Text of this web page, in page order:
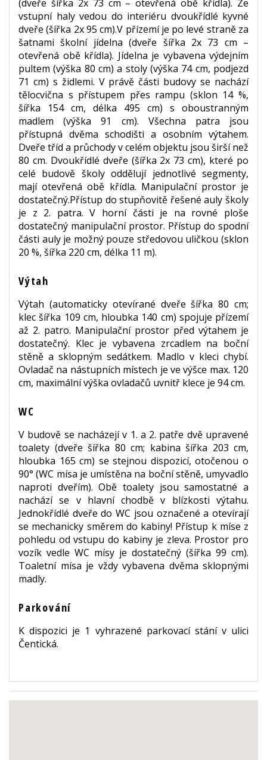
(dveře šířka 2x 73 cm – otevřená obě křídla). Ze
vstupní haly vedou do interiéru dvoukřídlé kyvné
dveře (šířka 2x 95 cm).V přízemí je po levé straně za
šatnami školní jídelna (dveře šířka 2x 73 cm –
otevřená obě křídla). Jídelna je vybavena výdejním
pultem (výška 80 cm) a stoly (výška 74 cm, podjezd
71 cm) s židlemi. V právě části budovy se nachází
tělocvična s přístupem přes rampu (sklon 14 %,
šířka 154 cm, délka 495 cm) s oboustranným
madlem (výška 91 cm). Všechna patra jsou
přístupná dvěma schodišti a osobním výtahem.
Dveře tříd a průchody v celém objektu jsou širší než
80 cm. Dvoukřídlé dveře (šířka 2x 73 cm), které po
celé budově školy oddělují jednotlivé segmenty,
mají otevřená obě křídla. Manipulační prostor je
dostatečný.Přístup do stupňovitě řešené auly školy
je z 2. patra. V horní části je na rovné ploše
dostatečný manipulační prostor. Přístup do spodní
části auly je možný pouze středovou uličkou (sklon
20 %, šířka 220 cm, délka 11 m).
Výtah
Výtah (automaticky otevírané dveře šířka 80 cm;
klec šířka 109 cm, hloubka 140 cm) spojuje přízemí
až 2. patro. Manipulační prostor před výtahem je
dostatečný. Klec je vybavena zrcadlem na boční
stěně a sklopným sedátkem. Madlo v kleci chybí.
Ovladač na nástupních místech je ve výšce max. 120
cm, maximální výška ovladačů uvnitř klece je 94 cm.
WC
V budově se nacházejí v 1. a 2. patře dvě upravené
toalety (dveře šířka 80 cm; kabina šířka 203 cm,
hloubka 165 cm) se stejnou dispozicí, otočenou o
90° (WC mísa je umístěna na boční stěně, umyvadlo
naproti dveřím). Obě toalety jsou samostatné a
nachází se v hlavní chodbě v blízkosti výtahu.
Jednokřídlé dveře do WC jsou označené a otevírají
se mechanicky směrem do kabiny! Přístup k míse z
pohledu od vstupu do kabiny je zleva. Prostor pro
vozík vedle WC mísy je dostatečný (šířka 99 cm).
Toaletní mísa je vždy vybavena dvěma sklopnými
madly.
Parkování
K dispozici je 1 vyhrazené parkovací stání v ulici
Čentická.